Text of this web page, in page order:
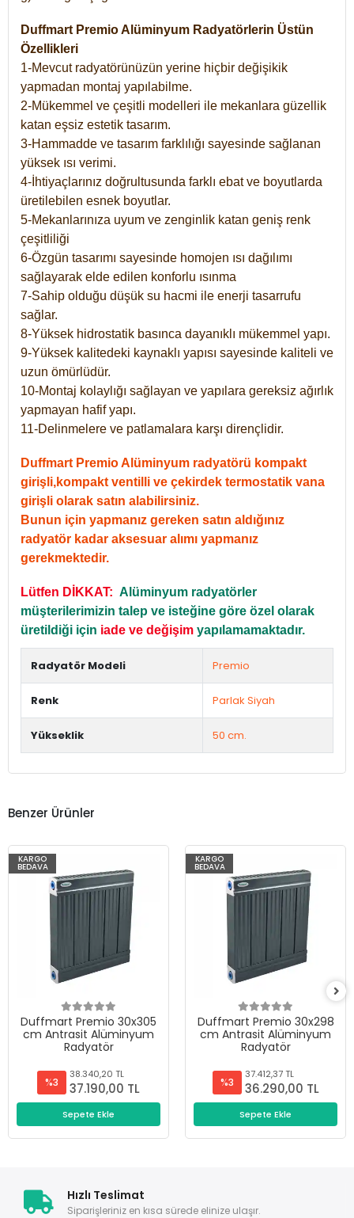
Duffmart Premio Alüminyum Radyatörlerin Üstün
Özellikleri
1-Mevcut radyatörünüzün yerine hiçbir değişikik
yapmadan montaj yapılabilme.
2-Mükemmel ve çeşitli modelleri ile mekanlara güzellik
katan eşsiz estetik tasarım.
3-Hammadde ve tasarım farklılığı sayesinde sağlanan
yüksek ısı verimi.
4-İhtiyaçlarınız doğrultusunda farklı ebat ve boyutlarda
üretilebilen esnek boyutlar.
5-Mekanlarınıza uyum ve zenginlik katan geniş renk
çeşitliliği
6-Özgün tasarımı sayesinde homojen ısı dağılımı
sağlayarak elde edilen konforlu ısınma
7-Sahip olduğu düşük su hacmi ile enerji tasarrufu
sağlar.
8-Yüksek hidrostatik basınca dayanıklı mükemmel yapı.
9-Yüksek kalitedeki kaynaklı yapısı sayesinde kaliteli ve
uzun ömürlüdür.
10-Montaj kolaylığı sağlayan ve yapılara gereksiz ağırlık
yapmayan hafif yapı.
11-Delinmelere ve patlamalara karşı dirençlidir.
Duffmart Premio Alüminyum radyatörü kompakt
girişli,kompakt ventilli ve çekirdek termostatik vana
girişli olarak satın alabilirsiniz.
Bunun için yapmanız gereken satın aldığınız
radyatör kadar aksesuar alımı yapmanız
gerekmektedir.
Lütfen DİKKAT: Alüminyum radyatörler
müşterilerimizin talep ve isteğine göre özel olarak
üretildiği için iade ve değişim yapılamamaktadır.
Radyatör Modeli Premio
Renk Parlak Siyah
Yükseklik 50 cm.
Benzer Ürünler
KARGO
BEDAVA
Duffmart Premio 30x305
cm Antrasit Alüminyum
Radyatör
%3
38.340,20 TL
37.190,00 TL
Sepete Ekle
KARGO
BEDAVA
Duffmart Premio 30x298
cm Antrasit Alüminyum
Radyatör
%3
37.412,37 TL
36.290,00 TL
Sepete Ekle
Hızlı Teslimat
Siparişleriniz en kısa sürede elinize ulaşır.